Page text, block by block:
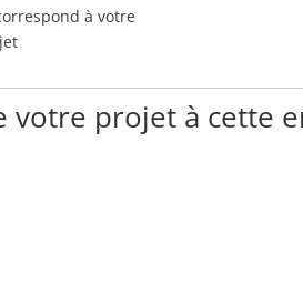
à votre
votre projet à cette